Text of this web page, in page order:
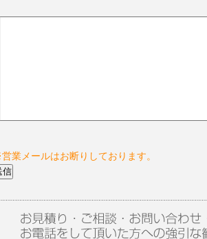
業メールはお断りしております。